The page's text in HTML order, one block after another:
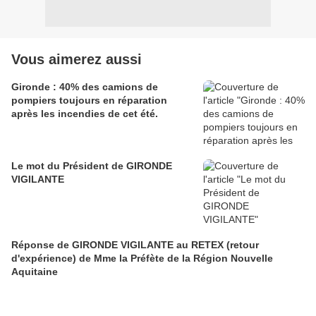
Vous aimerez aussi
Gironde : 40% des camions de
pompiers toujours en réparation
après les incendies de cet été.
Le mot du Président de GIRONDE
VIGILANTE
Réponse de GIRONDE VIGILANTE au RETEX (retour
d'expérience) de Mme la Préfète de la Région Nouvelle
Aquitaine